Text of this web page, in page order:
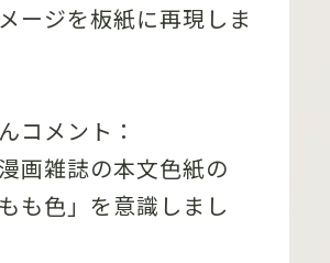
ージを板紙に再現しま
コメント：
画雑誌の本文色紙の
も色」を意識しまし